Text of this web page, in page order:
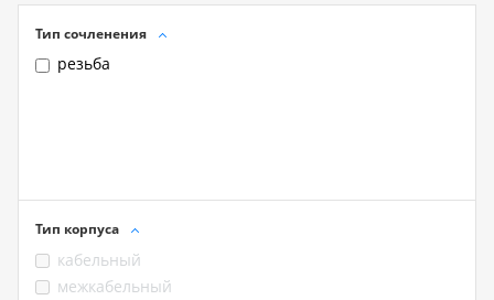
Тип сочленения
резьба
Тип корпуса
кабельный
межкабельный